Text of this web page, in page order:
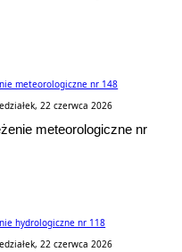
meteorologiczne nr 148
22 czerwca 2026
meteorologiczne nr
hydrologiczne nr 118
22 czerwca 2026